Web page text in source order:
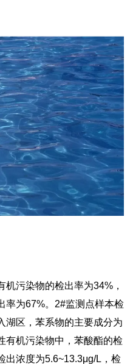
污染物的检出率为34%，
率为67%。2#监测点样本检
湖区，苯系物的主要成分为
有机污染物中，苯酸酯的检
出浓度为5.6~13.3μg/L，检